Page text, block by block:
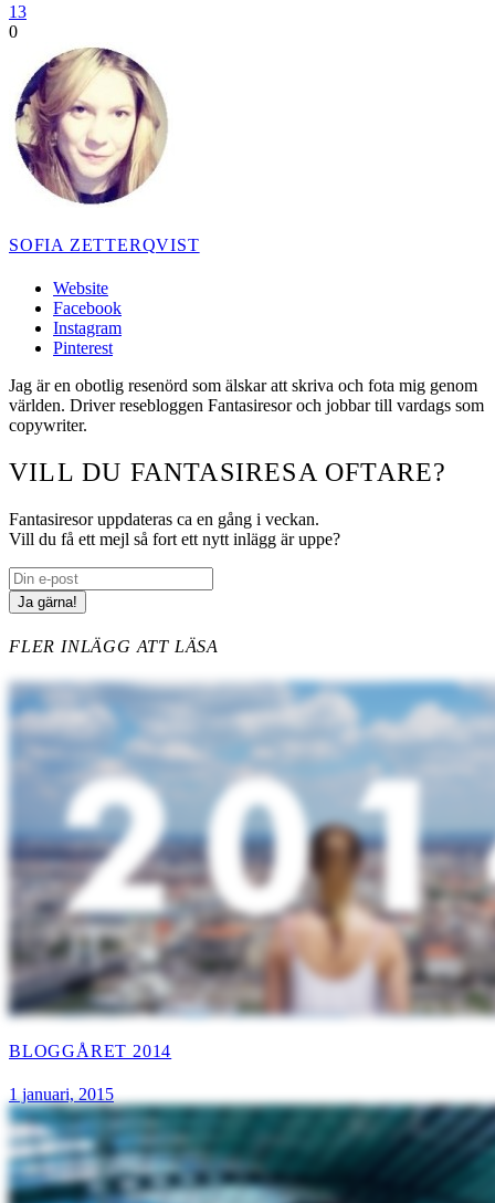
13
0
SOFIA ZETTERQVIST
Website
Facebook
Instagram
Pinterest
Jag är en obotlig resenörd som älskar att skriva och fota mig genom
världen. Driver resebloggen Fantasiresor och jobbar till vardags som
copywriter.
VILL DU FANTASIRESA OFTARE?
Fantasiresor uppdateras ca en gång i veckan.
Vill du få ett mejl så fort ett nytt inlägg är uppe?
FLER INLÄGG ATT LÄSA
BLOGGÅRET 2014
1 januari, 2015